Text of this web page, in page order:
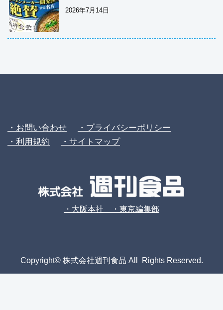
2026年7月14日
・お問い合わせ
・プライバシーポリシー
・利用規約
・サイトマップ
・大阪本社 ・東京編集部
Copyright© 株式会社週刊食品 All Rights Reserved.